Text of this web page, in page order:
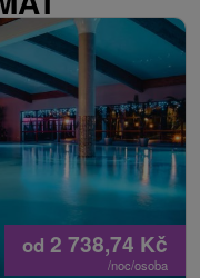
od 2 738,74 Kč
/noc/osoba